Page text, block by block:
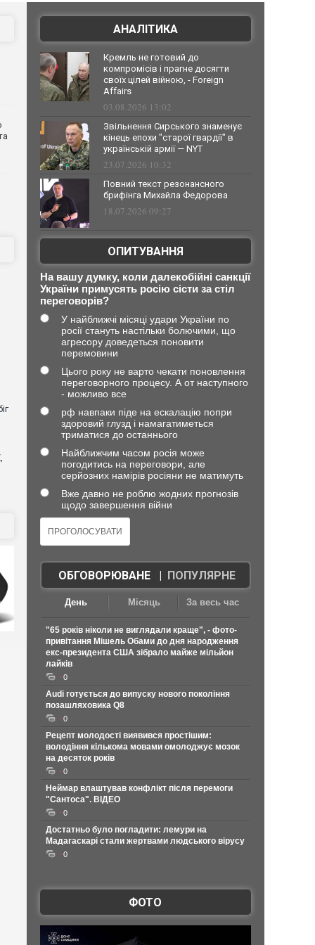
АНАЛІТИКА
Кремль не готовий до
компромісів і прагне досягти
своїх цілей війною, - Foreign
Affairs
03.08.2026 13:02
Звільнення Сирського знаменує
кінець епохи "старої гвардії" в
українській армії — NYT
23.07.2026 10:32
Повний текст резонансного
брифінга Михайла Федорова
18.07.2026 09:27
ОПИТУВАННЯ
На вашу думку, коли далекобійні санкції
України примусять росію сісти за стіл
переговорів?
У найближчі місяці удари України по
росії стануть настільки болючими, що
агресору доведеться поновити
перемовини
Цього року не варто чекати поновлення
переговорного процесу. А от наступного
- можливо все
рф навпаки піде на ескалацію попри
здоровий глузд і намагатиметься
триматися до останнього
Найближчим часом росія може
погодитись на переговори, але
серйозних намірів росіяни не матимуть
Вже давно не роблю жодних прогнозів
щодо завершення війни
ОБГОВОРЮВАНЕ| ПОПУЛЯРНЕ
День Місяць За весь час
"65 років ніколи не виглядали краще", - фото-
привітання Мішель Обами до дня народження
екс-президента США зібрало майже мільйон
лайків
0
Audi готується до випуску нового покоління
позашляховика Q8
0
Рецепт молодості виявився простішим:
володіння кількома мовами омолоджує мозок
на десяток років
0
Неймар влаштував конфлікт після перемоги
"Сантоса". ВІДЕО
0
Достатньо було погладити: лемури на
Мадагаскарі стали жертвами людського вірусу
0
ФОТО